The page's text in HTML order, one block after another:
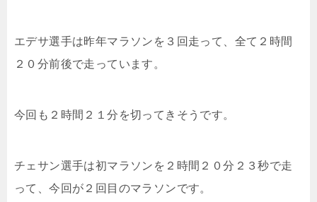
エデサ選手は昨年マラソンを３回走って、全て２時間
２０分前後で走っています。
今回も２時間２１分を切ってきそうです。
チェサン選手は初マラソンを２時間２０分２３秒で走
って、今回が２回目のマラソンです。